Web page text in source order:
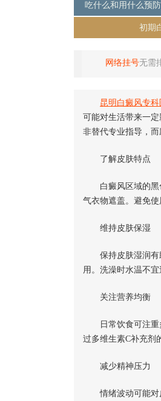
吃什么和用什么预
初期
网络挂号无需
昆明白癜风专科
可能对生活带来一
非替代专业指导，
了解皮肤特点
白癜风区域的黑色
气衣物遮盖。避免
维持皮肤保湿
保持皮肤湿润有助
用。洗澡时水温不
关注营养均衡
日常饮食可注重多
过多维生素C补充剂
减少精神压力
情绪波动可能对皮